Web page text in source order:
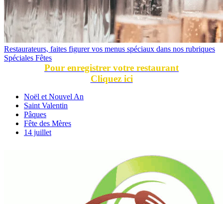
Restaurateurs, faites figurer vos menus spéciaux dans nos rubriques
Spéciales Fêtes
Pour enregistrer votre restaurant
Cliquez ici
Noël et Nouvel An
Saint Valentin
Pâques
Fête des Mères
14 juillet